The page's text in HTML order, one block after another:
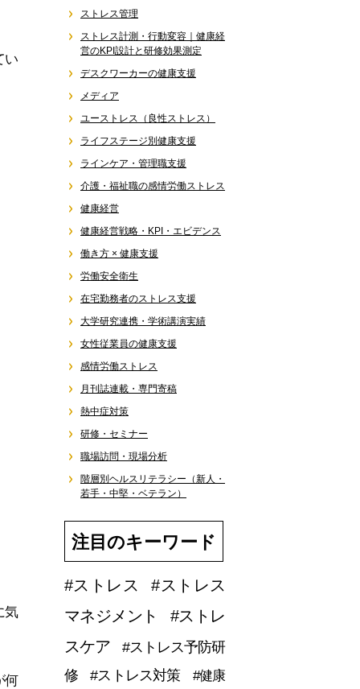
い
気
何
ストレス管理
ストレス計測・行動変容｜健康経
営のKPI設計と研修効果測定
デスクワーカーの健康支援
メディア
ユーストレス（良性ストレス）
ライフステージ別健康支援
ラインケア・管理職支援
介護・福祉職の感情労働ストレス
健康経営
健康経営戦略・KPI・エビデンス
働き方 × 健康支援
労働安全衛生
在宅勤務者のストレス支援
大学研究連携・学術講演実績
女性従業員の健康支援
感情労働ストレス
月刊誌連載・専門寄稿
熱中症対策
研修・セミナー
職場訪問・現場分析
階層別ヘルスリテラシー（新人・
若手・中堅・ベテラン）
注目のキーワード
#ストレス
#ストレス
マネジメント
#ストレ
スケア
#ストレス予防研
修
#ストレス対策
#健康